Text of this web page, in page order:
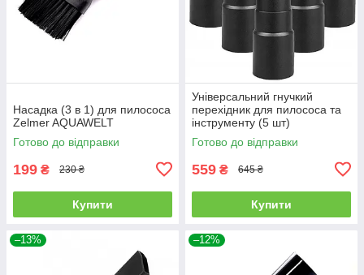
Насадка (3 в 1) для пилососа
Zelmer AQUAWELT
Готово до відправки
199 ₴ 230 ₴
Купити
Універсальний гнучкий
перехідник для пилососа та
інструменту (5 шт)
Готово до відправки
559 ₴ 645 ₴
Купити
–13% –12%